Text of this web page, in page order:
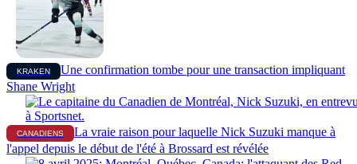
KRAKEN
Une confirmation tombe pour une transaction impliquant
Shane Wright
CANADIENS
La vraie raison pour laquelle Nick Suzuki manque à
l'appel depuis le début de l'été à Brossard est révélée